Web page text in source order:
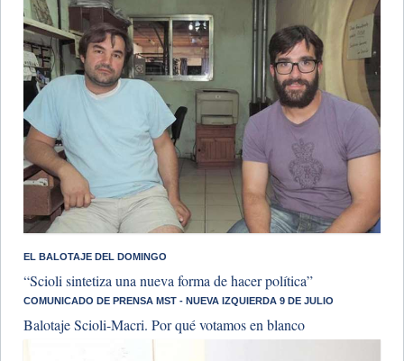
EL BALOTAJE DEL DOMINGO
“Scioli sintetiza una nueva forma de hacer política”
COMUNICADO DE PRENSA MST - NUEVA IZQUIERDA 9 DE JULIO
Balotaje Scioli-Macri. Por qué votamos en blanco